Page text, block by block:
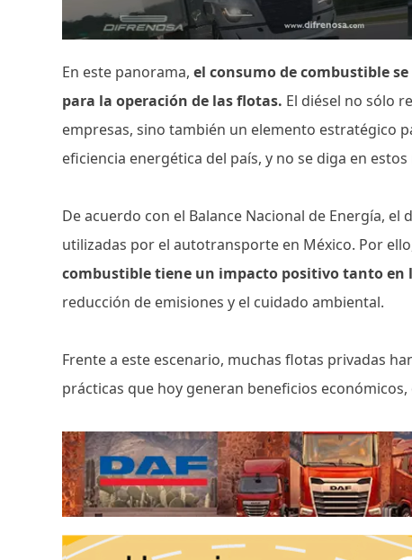
En este panorama,el consumo de combustible
para la operación de las flotas. El diésel no sólo
empresas, sino también un elemento estratégico
eficiencia energética del país, y no se diga en
De acuerdo con el Balance Nacional de Energía,
utilizadas por el autotransporte en México. Por
combustible tiene un impacto positivo tanto en
reducción de emisiones y el cuidado ambiental.
Frente a este escenario, muchas flotas privadas
prácticas que hoy generan beneficios